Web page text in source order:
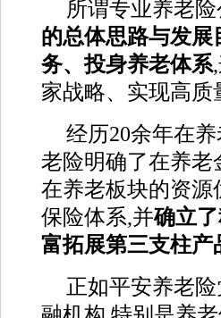
所谓专业养老
的总体思路与发
务、投身养老体系
家战略、实现高
经历20余年在
老险明确了在养老
在养老板块的资源
保险体系,并确立
富拓展第三支柱产
正如平安养老